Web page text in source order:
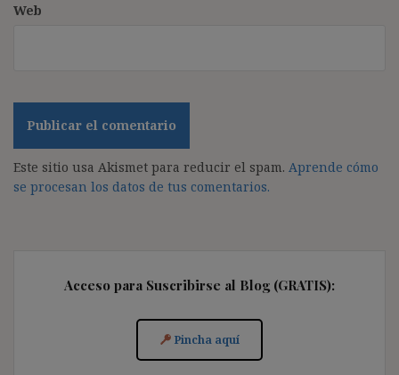
Web
Este sitio usa Akismet para reducir el spam. Aprende cómo
se procesan los datos de tus comentarios.
Acceso para Suscribirse al Blog (GRATIS):
Pincha aquí